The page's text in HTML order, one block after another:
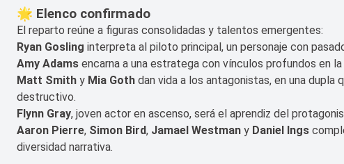
🌟 Elenco confirmado
El reparto reúne a figuras consolidadas y talentos emergentes:
Ryan Gosling interpreta al piloto principal, un personaje con
Amy Adams encarna a una estratega con vínculos profundos en
Matt Smith y Mia Goth dan vida a los antagonistas, en una
destructivo.
Flynn Gray, joven actor en ascenso, será el aprendiz del
Aaron Pierre, Simon Bird, Jamael Westman y Daniel Ings
diversidad narrativa.